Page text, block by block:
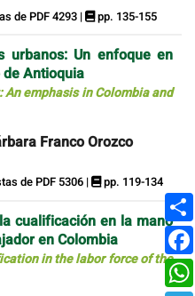
de PDF 4293 | pp. 135-155
urbanos: Un enfoque en
Antioquia
emphasis in Colombia and
Franco Orozco
de PDF 5306 | pp. 119-134
cualificación en la mano
en Colombia
in the labor force of the